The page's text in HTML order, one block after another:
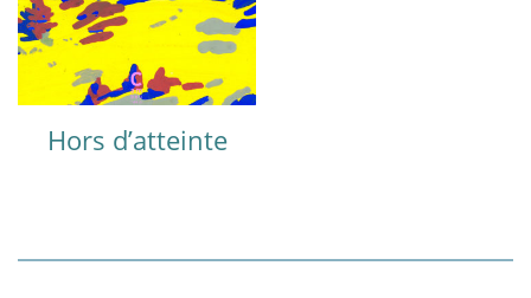
Hors d’atteinte